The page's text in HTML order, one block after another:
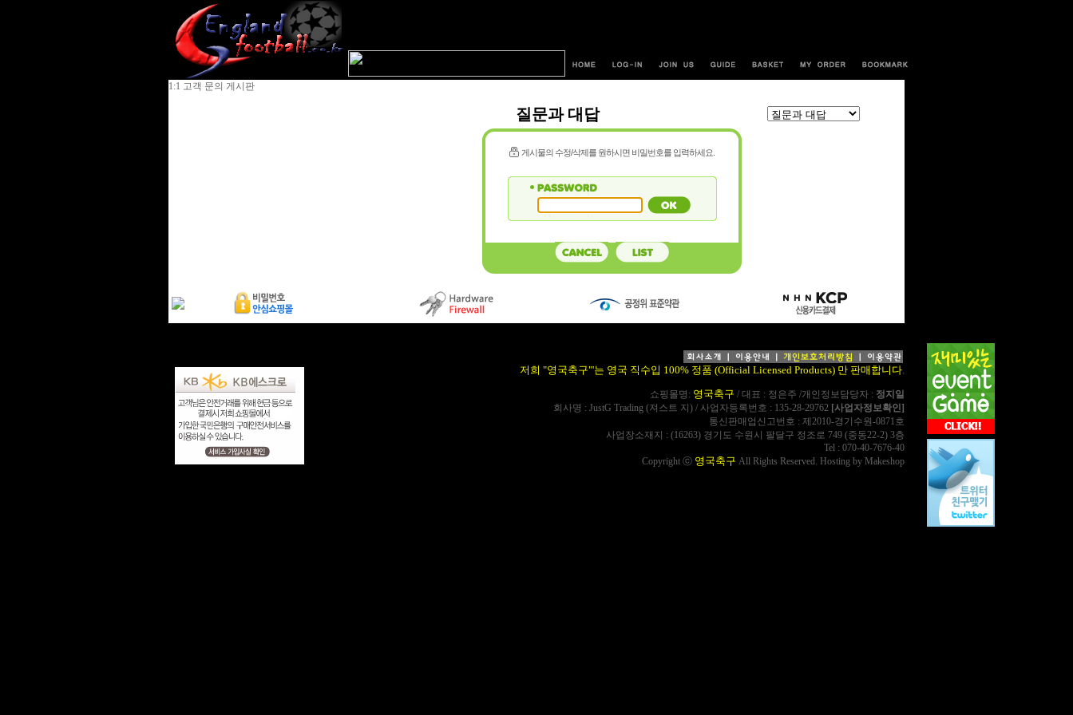
1:1 고객 문의 게시판
질문과 대답
게시물의 수정/삭제를 원하시면 비밀번호를 입력하세요.
저희 "영국축구"'는 영국 직수입 100% 정품 (Official Licensed Products) 만 판매합니다.
쇼핑몰명: 영국축구 / 대표 : 정은주 /개인정보담당자 : 정지일
회사명 : JustG Trading (져스트 지) / 사업자등록번호 : 135-28-29762 [사업자정보확인]
통신판매업신고번호 : 제2010-경기수원-0871호
사업장소재지 : (16263) 경기도 수원시 팔달구 정조로 749 (중동22-2) 3층
Tel : 070-40-7676-40
Copyright ⓒ 영국축구 All Rights Reserved. Hosting by Makeshop